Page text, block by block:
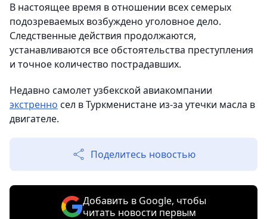
В настоящее время в отношении всех семерых
подозреваемых возбуждено уголовное дело.
Следственные действия продолжаются,
устанавливаются все обстоятельства преступления
и точное количество пострадавших.
Недавно самолет узбекской авиакомпании
экстренно сел в Туркменистане из-за утечки масла в
двигателе.
Поделитесь новостью
Добавить в Google, чтобы
читать новости первым